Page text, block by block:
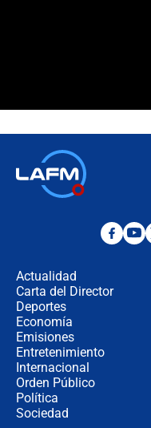
Actualidad
Carta del Director
Deportes
Economía
Emisiones
Entretenimiento
Internacional
Orden Público
Política
Sociedad